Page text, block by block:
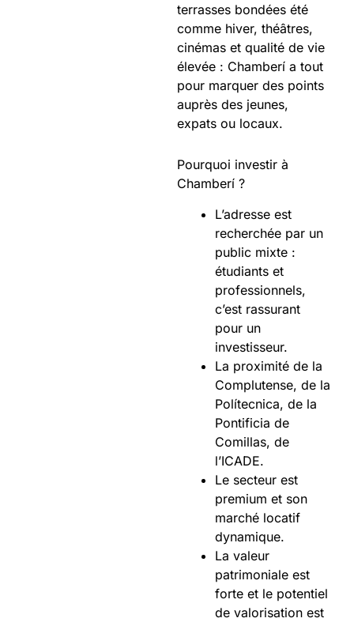
terrasses bondées été
comme hiver, théâtres,
cinémas et qualité de vie
élevée : Chamberí a tout
pour marquer des points
auprès des jeunes,
expats ou locaux.
Pourquoi investir à
Chamberí ?
L’adresse est
recherchée par un
public mixte :
étudiants et
professionnels,
c’est rassurant
pour un
investisseur.
La proximité de la
Complutense, de la
Polítecnica, de la
Pontificia de
Comillas, de
l’ICADE.
Le secteur est
premium et son
marché locatif
dynamique.
La valeur
patrimoniale est
forte et le potentiel
de valorisation est